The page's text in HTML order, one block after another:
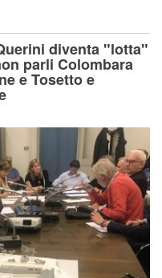
diventa "lotta"
parli Colombara
e Tosetto e